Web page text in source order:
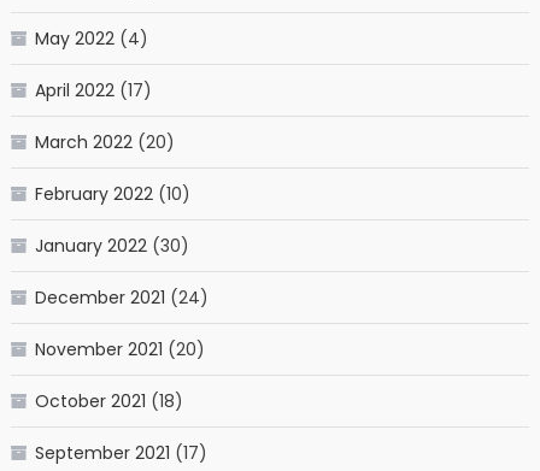
May 2022(4)
April 2022(17)
March 2022(20)
February 2022(10)
January 2022(30)
December 2021 (24)
November 2021 (20)
October 2021 (18)
September 2021 (17)